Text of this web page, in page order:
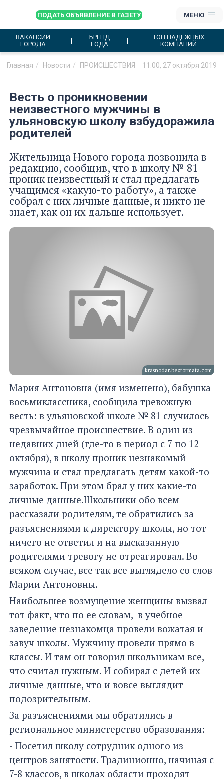
ПОДАТЬ ОБЪЯВЛЕНИЕ В ГАЗЕТУ МЕНЮ
ВАКАНСИИ
ГОРОДА
БРЕНД
ГОДА
ТОП НАДЕЖНЫХ
КОМПАНИЙ
Главная Новости ПРОИСШЕСТВИЯ 11:00, 27 октября 2019
Весть о проникновении
неизвестного мужчины в
ульяновскую школу взбудоражила
родителей
Жительница Нового города позвонила в
редакцию, сообщив, что в школу № 81
проник неизвестный и стал предлагать
учащимся «какую-то работу», а также
собрал с них личные данные, и никто не
знает, как он их дальше использует.
krasnodar.bezformata.com
Мария Антоновна (имя изменено), бабушка
восьмиклассника, сообщила тревожную
весть: в ульяновской школе № 81 случилось
чрезвычайное происшествие. В один из
недавних дней (где-то в период с 7 по 12
октября), в школу проник незнакомый
мужчина и стал предлагать детям какой-то
заработок. При этом брал у них какие-то
личные данные.Школьники обо всем
рассказали родителям, те обратились за
разъяснениями к директору школы, но тот
ничего не ответил и на высказанную
родителями тревогу не отреагировал. Во
всяком случае, все так все выглядело со слов
Марии Антоновны.
Наибольшее возмущение женщины вызвал
тот факт, что по ее словам, в учебное
заведение незнакомца провели вожатая и
завуч школы. Мужчину провели прямо в
классы. И там он говорил школьникам все,
что считал нужным. И собирал с детей их
личные данные, что и вовсе выглядит
подозрительным.
За разъяснениями мы обратились в
региональное министерство образования:
- Посетил школу сотрудник одного из
центров занятости. Традиционно, начиная с
7-8 классов, в школах области проходят